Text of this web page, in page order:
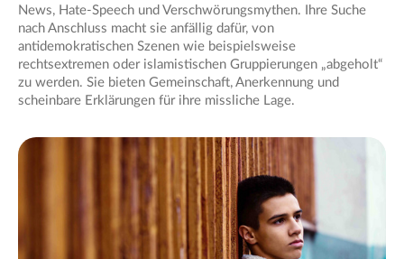
News, Hate-Speech und Verschwörungsmythen. Ihre Suche
nach Anschluss macht sie anfällig dafür, von
antidemokratischen Szenen wie beispielsweise
rechtsextremen oder islamistischen Gruppierungen „abgeholt“
zu werden. Sie bieten Gemeinschaft, Anerkennung und
scheinbare Erklärungen für ihre missliche Lage.